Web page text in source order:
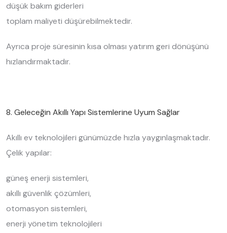
düşük bakım giderleri
toplam maliyeti düşürebilmektedir.
Ayrıca proje süresinin kısa olması yatırım geri dönüşünü
hızlandırmaktadır.
8. Geleceğin Akıllı Yapı Sistemlerine Uyum Sağlar
Akıllı ev teknolojileri günümüzde hızla yaygınlaşmaktadır.
Çelik yapılar:
güneş enerji sistemleri,
akıllı güvenlik çözümleri,
otomasyon sistemleri,
enerji yönetim teknolojileri